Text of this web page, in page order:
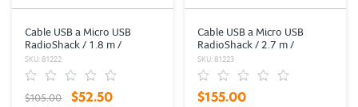
Cable USB a Micro USB
RadioShack / 1.8 m /
Plástico / Negro
SKU: 81222
$105.00 $52.50
Cable USB a Micro USB
RadioShack / 2.7 m /
Plástico / Negro
SKU: 81223
$155.00